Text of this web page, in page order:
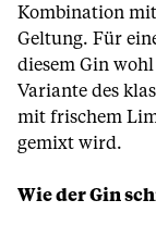
Kombination
Geltung. Für
diesem Gin
Variante des
mit frischem
gemixt wird.
Wie der Gin